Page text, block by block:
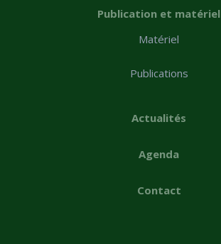
Publication et matériel
Matériel
Publications
Actualités
Agenda
Contact